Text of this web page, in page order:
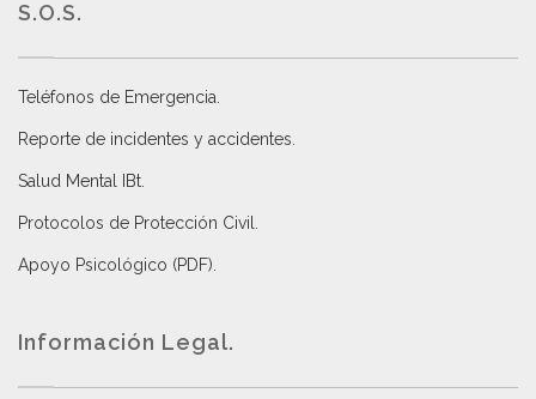
S.O.S.
Teléfonos de Emergencia.
Reporte de incidentes y accidentes
Salud Mental IBt
Protocolos de Protección Civil
Apoyo Psicológico (PDF)
Información Legal.